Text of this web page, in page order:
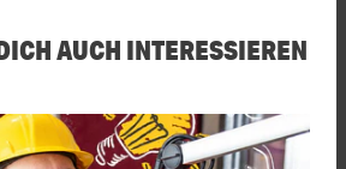
AUCH INTERESSIEREN